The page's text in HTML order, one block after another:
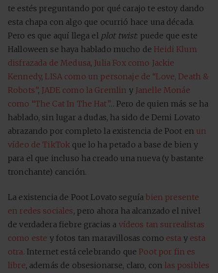
te estés preguntando por qué carajo te estoy dando
esta chapa con algo que ocurrió hace una década.
Pero es que aquí llega el plot twist: puede que este
Halloween se haya hablado mucho de Heidi Klum
disfrazada de Medusa, Julia Fox como Jackie
Kennedy, LISA como un personaje de “Love, Death &
Robots”, JADE como la Gremlin y Janelle Monáe
como “The Cat In The Hat”… Pero de quien más se ha
hablado, sin lugar a dudas, ha sido de Demi Lovato
abrazando por completo la existencia de Poot en un
vídeo de TikTok que lo ha petado a base de bien y
para el que incluso ha creado una nueva (y bastante
tronchante) canción.
La existencia de Poot Lovato seguía bien presente
en redes sociales, pero ahora ha alcanzado el nivel
de verdadera fiebre gracias a vídeos tan surrealistas
como este y fotos tan maravillosas como esta y esta
otra. Internet está celebrando quePoot por fin es
libre, además de obsesionarse, claro, con las posibles